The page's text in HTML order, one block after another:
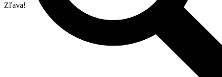
Zľava!